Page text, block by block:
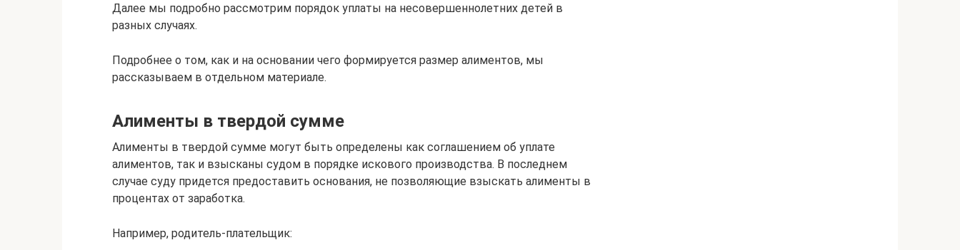
Далее мы подробно рассмотрим порядок уплаты на несовершеннолетних детей в
разных случаях.
Подробнее о том, как и на основании чего формируется размер алиментов, мы
рассказываем в отдельном материале.
Алименты в твердой сумме
Алименты в твердой сумме могут быть определены как соглашением об уплате
алиментов, так и взысканы судом в порядке искового производства. В последнем
случае суду придется предоставить основания, не позволяющие взыскать алименты в
процентах от заработка.
Например, родитель-плательщик: